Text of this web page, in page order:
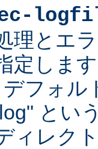
理とエ
定しま
デフォ
とい
ィレク